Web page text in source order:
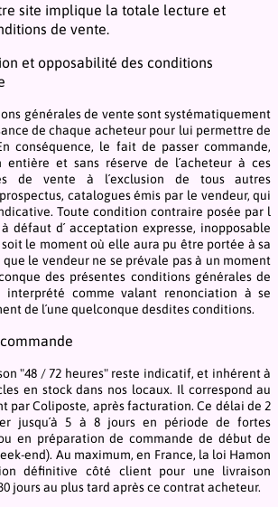
site implique la totale lecture et
de vente.
et opposabilité des conditions
générales de vente sont systématiquement
de chaque acheteur pour lui permettre de
conséquence, le fait de passer commande,
entière et sans réserve de l´acheteur à ces
de vente à l´exclusion de tous autres
catalogues émis par le vendeur, qui
Toute condition contraire posée par l
défaut d´ acceptation expresse, inopposable
le moment où elle aura pu être portée à sa
le vendeur ne se prévale pas à un moment
des présentes conditions générales de
comme valant renonciation à se
de l´une quelconque desdites conditions.
"48 / 72 heures" reste indicatif, et inhérent à
en stock dans nos locaux. Il correspond au
par Coliposte, après facturation. Ce délai de 2
jusqu´à 5 à 8 jours en période de fortes
en préparation de commande de début de
end). Au maximum, en France, la loi Hamon
définitive côté client pour une livraison
jours au plus tard après ce contrat acheteur.